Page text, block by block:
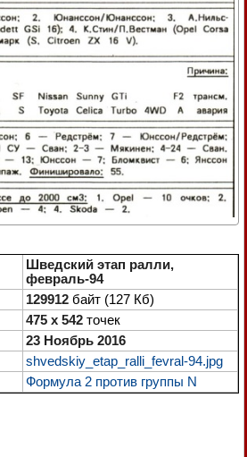
Шведский этап ралли,
февраль-94
129912 байт (127 Кб)
475 x 542 точек
23 Ноябрь 2016
shvedskiy_etap_ralli_fevral-94.jpg
Формула 2 против группы N